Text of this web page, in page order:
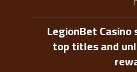
LegionBet
top titles and